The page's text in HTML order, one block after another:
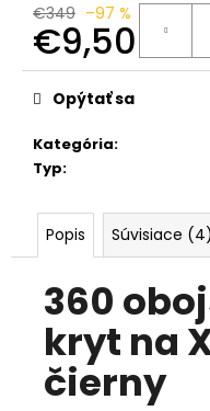
€349 –97 %
€9,50
Jednotková
cena:
Kategória:
Typ:
Opýtať sa
Popis Súvisiace (4)
360
kryt na
čierny